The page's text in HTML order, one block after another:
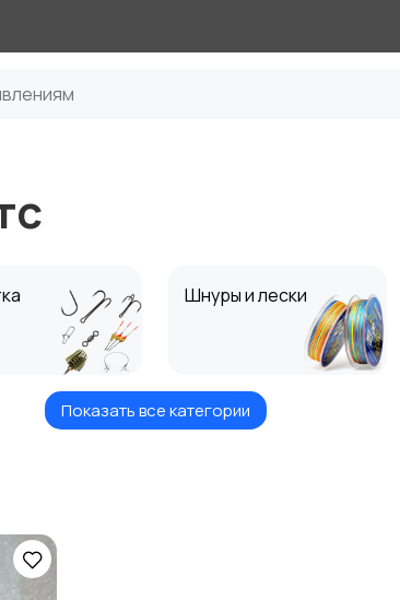
Шнуры и лески
Ящики и Коробки для
и сумки
Показать все категории